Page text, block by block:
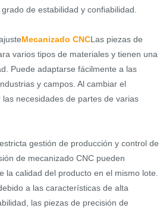
de estabilidad y confiabilidad.
Mecanizado CNCLas piezas de
varios tipos de materiales y tienen una
Puede adaptarse fácilmente a las
y campos. Al cambiar el
necesidades de partes de varias
gestión de producción y control de
de mecanizado CNC pueden
la calidad del producto en el mismo lote.
a las características de alta
las piezas de precisión de